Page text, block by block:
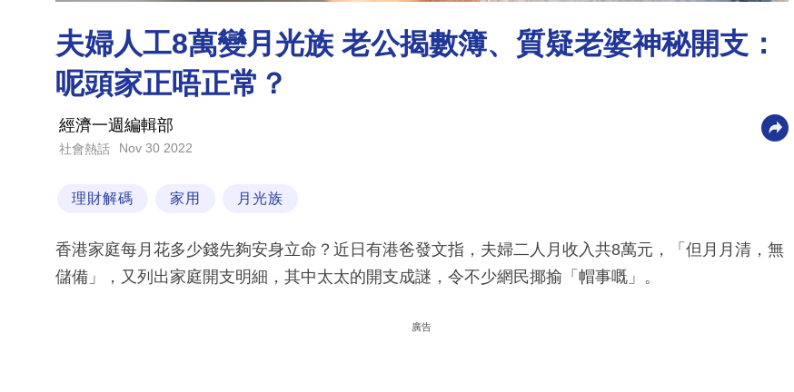
夫婦人工8萬變月光族 老公揭數簿、質疑老婆神秘開支：
呢頭家正唔正常？
經濟一週編輯部
社會熱話 Nov 30 2022
理財解碼 家用 月光族
香港家庭每月花多少錢先夠安身立命？近日有港爸發文指，夫婦二人月收入共8萬元，「但月月清，無
儲備」，又列出家庭開支明細，其中太太的開支成謎，令不少網民揶揄「帽事嘅」。
廣告